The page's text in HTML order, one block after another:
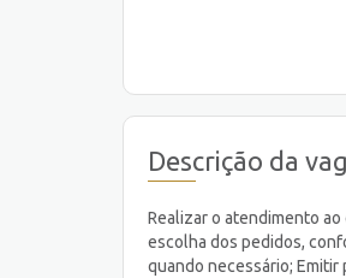
Descrição da
Realizar o atendimento
escolha dos pedidos,
quando necessário; Emitir